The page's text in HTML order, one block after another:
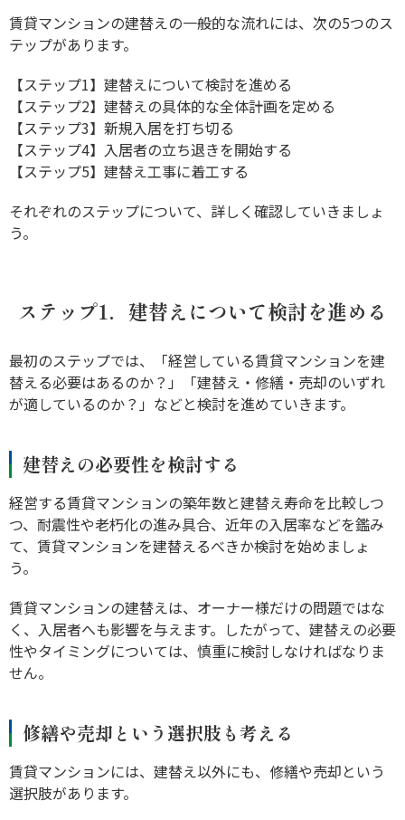
賃貸マンションの建替えの一般的な流れには、次の5つのス
テップがあります。
【ステップ1】建替えについて検討を進める
【ステップ2】建替えの具体的な全体計画を定める
【ステップ3】新規入居を打ち切る
【ステップ4】入居者の立ち退きを開始する
【ステップ5】建替え工事に着工する
それぞれのステップについて、詳しく確認していきましょ
う。
ステップ1．建替えについて検討を進める
最初のステップでは、「経営している賃貸マンションを建
替える必要はあるのか？」「建替え・修繕・売却のいずれ
が適しているのか？」などと検討を進めていきます。
建替えの必要性を検討する
経営する賃貸マンションの築年数と建替え寿命を比較しつ
つ、耐震性や老朽化の進み具合、近年の入居率などを鑑み
て、賃貸マンションを建替えるべきか検討を始めましょ
う。
賃貸マンションの建替えは、オーナー様だけの問題ではな
く、入居者へも影響を与えます。したがって、建替えの必要
性やタイミングについては、慎重に検討しなければなりま
せん。
修繕や売却という選択肢も考える
賃貸マンションには、建替え以外にも、修繕や売却という
選択肢があります。